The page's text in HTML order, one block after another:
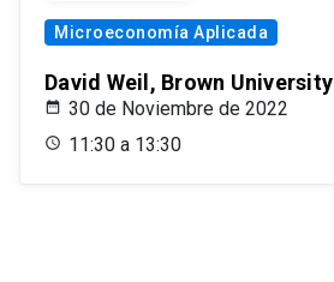
Microeconomía Aplicada
David Weil, Brown University
30 de Noviembre de 2022
11:30 a 13:30